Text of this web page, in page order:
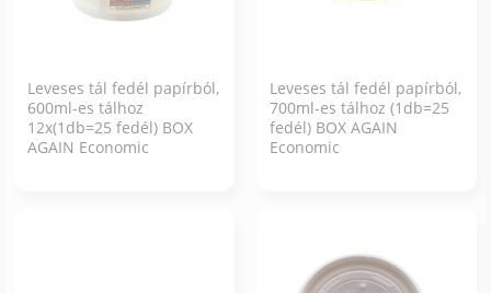
Leveses tál fedél papírból,
600ml-es tálhoz
12x(1db=25 fedél) BOX
AGAIN Economic
Leveses tál fedél papírból,
700ml-es tálhoz (1db=25
fedél) BOX AGAIN
Economic